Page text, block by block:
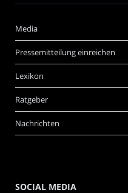
Media
Pressemitteilung einreichen
Lexikon
Ratgeber
Nachrichten
SOCIAL MEDIA